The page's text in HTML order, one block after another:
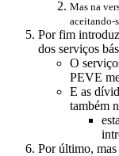
Mas na
aceitando-
Por fim
dos serviços
O
PEVE
E as
também
Por último, mas